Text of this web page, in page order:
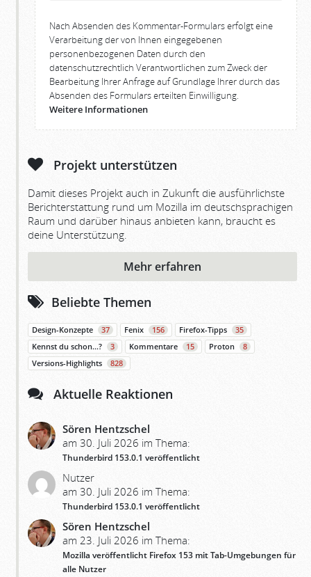
Nach Absenden des Kommentar-Formulars erfolgt eine
Verarbeitung der von Ihnen eingegebenen
personenbezogenen Daten durch den
datenschutzrechtlich Verantwortlichen zum Zweck der
Bearbeitung Ihrer Anfrage auf Grundlage Ihrer durch das
Absenden des Formulars erteilten Einwilligung.
Weitere Informationen
Projekt unterstützen
Damit dieses Projekt auch in Zukunft die ausführlichste
Berichterstattung rund um Mozilla im deutschsprachigen
Raum und darüber hinaus anbieten kann, braucht es
deine Unterstützung.
Mehr erfahren
Beliebte Themen
Design-Konzepte 37 Fenix 156 Firefox-Tipps
35
Kennst du schon…?
3 Kommentare 15 Proton
8
Versions-Highlights
828
Aktuelle Reaktionen
Sören Hentzschel
am 30. Juli 2026 im Thema:
Thunderbird 153.0.1 veröffentlicht
Nutzer
am 30. Juli 2026 im Thema:
Thunderbird 153.0.1 veröffentlicht
Sören Hentzschel
am 23. Juli 2026 im Thema:
Mozilla veröffentlicht Firefox 153 mit Tab-Umgebungen für
alle Nutzer